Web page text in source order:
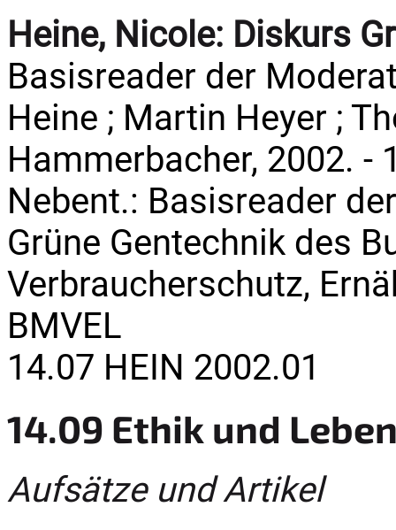
Heine, Nicole: Diskurs
Basisreader der
Heine ; Martin Heyer ;
Hammerbacher, 2002. -
Nebent.: Basisreader
Grüne Gentechnik des
Verbraucherschutz,
BMVEL
14.07 HEIN 2002.01
14.09 Ethik und
Aufsätze und Artikel